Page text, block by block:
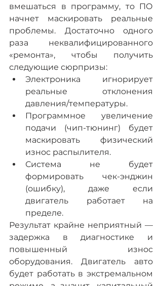
вмешаться в программу, то ПО
начнет маскировать реальные
проблемы. Достаточно одного
раза неквалифицированного
«ремонта», чтобы получить
следующие сюрпризы:
Электроника игнорирует
реальные отклонения
давления/температуры.
Программное увеличение
подачи (чип-тюнинг) будет
маскировать физический
износ распылителя.
Система не будет
формировать чек-энджин
(ошибку), даже если
двигатель работает на
пределе.
Результат крайне неприятный —
задержка в диагностике и
повышенный износ
оборудования. Двигатель авто
будет работать в экстремальном